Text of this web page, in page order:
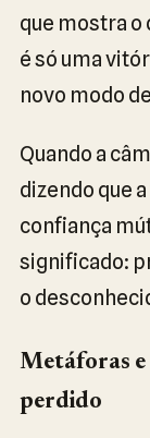
que mostra o
é só uma
novo modo
Quando a
dizendo que
confiança
significado:
o
Metáforas e
perdido